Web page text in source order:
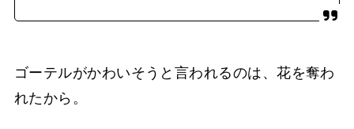
ゴーテルがかわいそうと言われるのは、花を奪わ
れたから。